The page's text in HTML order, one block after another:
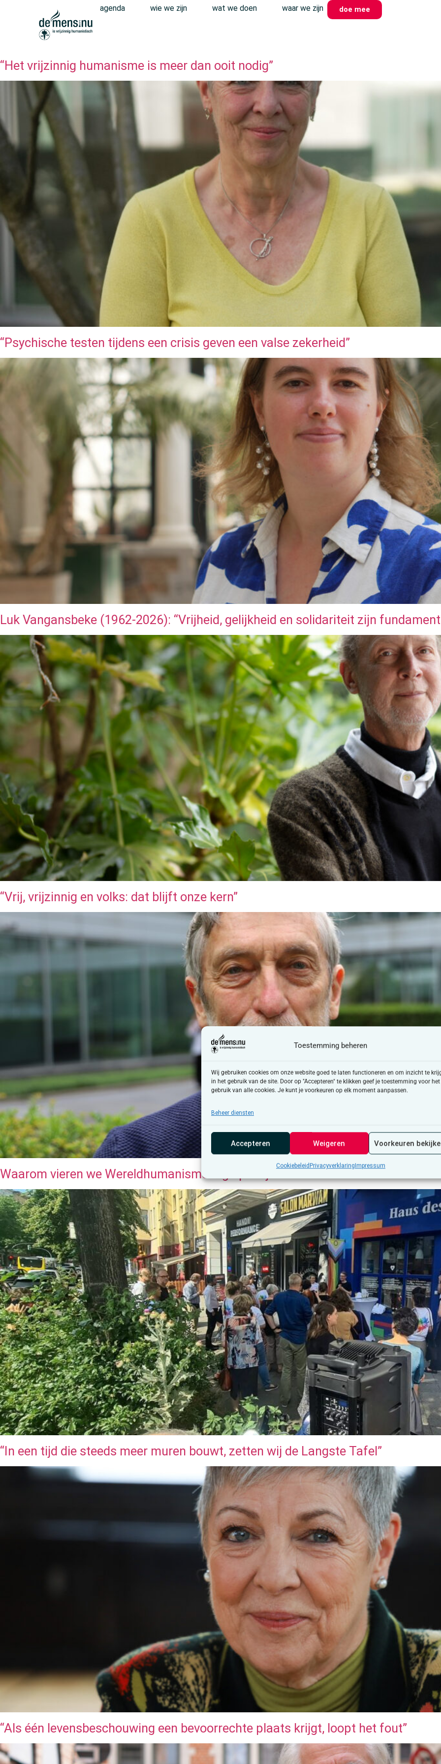
Toestemming beheren
Wij gebruiken cookies om onze website goed te laten functioneren en om inzicht te
in het gebruik van de site. Door op "Accepteren" te klikken geef je toestemming voor het
gebruik van alle cookies. Je kunt je voorkeuren op elk moment aanpassen.
Beheer diensten
Accepteren Weigeren Voorkeuren
Cookiebeleid PrivacyverklaringImpressum
agenda wie we zijn wat we doen waar we zijn doe mee
“Het vrijzinnig humanisme is meer dan ooit nodig”
“Psychische testen tijdens een crisis geven een valse zekerheid”
Luk Vangansbeke (1962-2026): “Vrijheid, gelijkheid en solidariteit zijn
“Vrij, vrijzinnig en volks: dat blijft onze kern”
Waarom vieren we Wereldhumanismedag op 21 juni?
“In een tijd die steeds meer muren bouwt, zetten wij de Langste Tafel”
“Als één levensbeschouwing een bevoorrechte plaats krijgt, loopt het fout”